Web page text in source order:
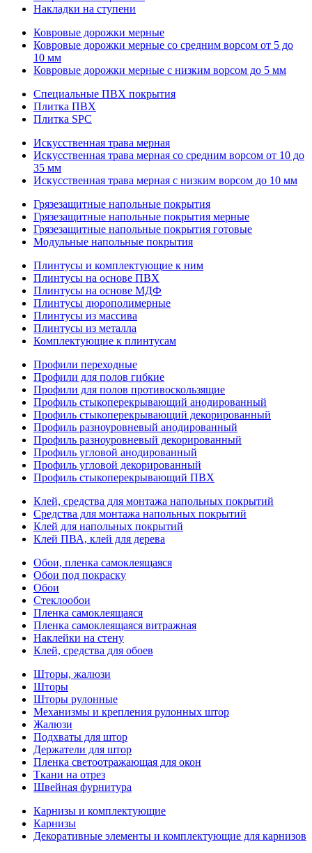
Накладки на ступени
Ковровые дорожки мерные
Ковровые дорожки мерные со средним ворсом от 5 до
10 мм
Ковровые дорожки мерные с низким ворсом до 5 мм
Специальные ПВХ покрытия
Плитка ПВХ
Плитка SPC
Искуccтвенная трава мерная
Искусственная трава мерная со средним ворсом от 10 до
35 мм
Искусственная трава мерная с низким ворсом до 10 мм
Грязезащитные напольные покрытия
Грязезащитные напольные покрытия мерные
Грязезащитные напольные покрытия готовые
Модульные напольные покрытия
Плинтусы и комплектующие к ним
Плинтусы на основе ПВХ
Плинтусы на основе МДФ
Плинтусы дюрополимерные
Плинтусы из массива
Плинтусы из металла
Комплектующие к плинтусам
Профили переходные
Профили для полов гибкие
Профили для полов противоскользящие
Профиль стыкоперекрывающий анодированный
Профиль стыкоперекрывающий декорированный
Профиль разноуровневый анодированный
Профиль разноуровневый декорированный
Профиль угловой анодированный
Профиль угловой декорированный
Профиль стыкоперекрывающий ПВХ
Клей, средства для монтажа напольных покрытий
Средства для монтажа напольных покрытий
Клей для напольных покрытий
Клей ПВА, клей для дерева
Обои, пленка самоклеящаяся
Обои под покраску
Обои
Стеклообои
Пленка самоклеящаяся
Пленка самоклеящаяся витражная
Наклейки на стену
Клей, средства для обоев
Шторы, жалюзи
Шторы
Шторы рулонные
Механизмы и крепления рулонных штор
Жалюзи
Подхваты для штор
Держатели для штор
Пленка светоотражающая для окон
Ткани на отрез
Швейная фурнитура
Карнизы и комплектующие
Карнизы
Декоративные элементы и комплектующие для карнизов